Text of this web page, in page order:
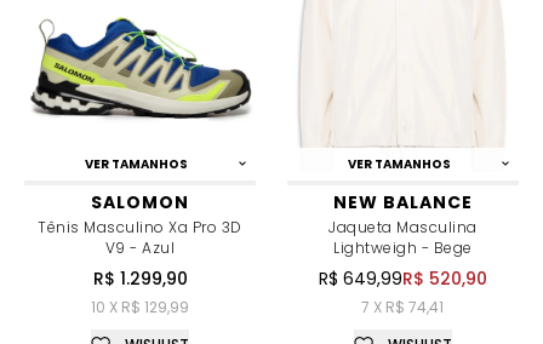
VER TAMANHOS
SALOMON
Tênis Masculino Xa Pro 3D
V9 - Azul
R$ 1.299,90
10 X R$ 129,99
VER TAMANHOS
NEW BALANCE
Jaqueta Masculina
Lightweigh - Bege
R$ 649,99R$ 520,90
7 X R$ 74,41